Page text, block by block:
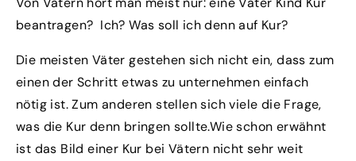
beantragen? Ich? Was soll ich denn auf Kur?
Die meisten Väter gestehen sich nicht ein, dass zum
einen der Schritt etwas zu unternehmen einfach
nötig ist. Zum anderen stellen sich viele die Frage,
was die Kur denn bringen sollte.Wie schon erwähnt
ist das Bild einer Kur bei Vätern nicht sehr weit